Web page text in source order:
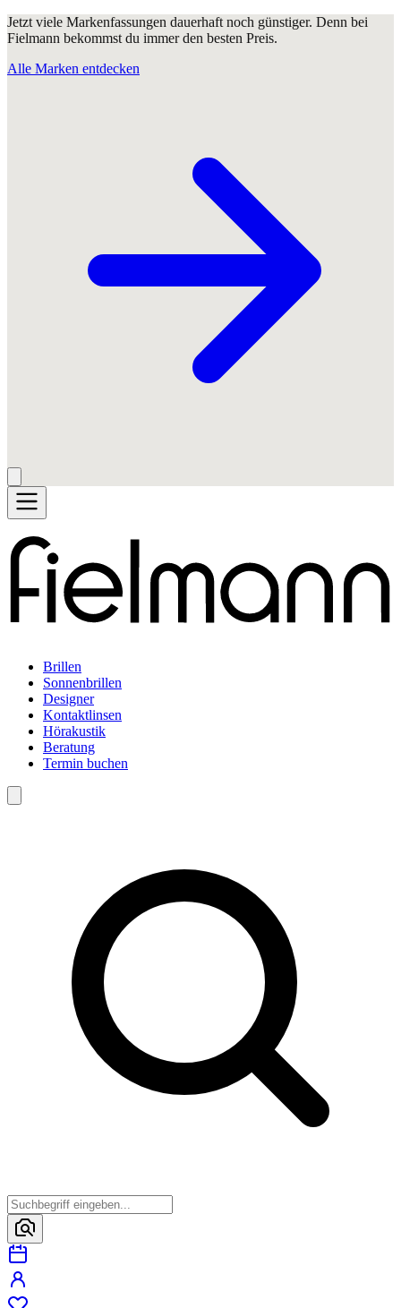
Jetzt viele Markenfassungen dauerhaft noch günstiger. Denn bei
Fielmann bekommst du immer den besten Preis.
Alle Marken entdecken
Brillen
Sonnenbrillen
Designer
Kontaktlinsen
Hörakustik
Beratung
Termin buchen